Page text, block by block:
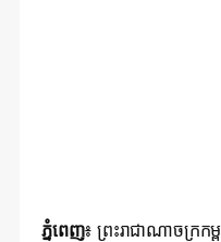
ភ្នំពេញ៖ ព្រះរាជាណាចក្រកម្